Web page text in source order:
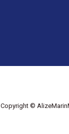
Copyright ©